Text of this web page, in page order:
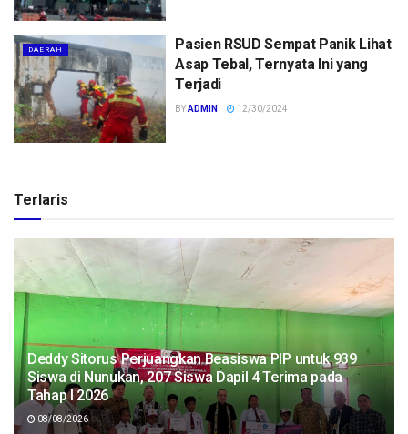
DAERAH
Pasien RSUD Sempat Panik Lihat
Asap Tebal, Ternyata Ini yang
Terjadi
BYADMIN 12/30/2024
Terlaris
Deddy Sitorus Perjuangkan Beasiswa PIP untuk 939
Siswa di Nunukan, 207 Siswa Dapil 4 Terima pada
Tahap I 2026
08/08/2026